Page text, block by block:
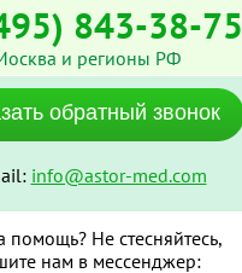
843-38-75
и регионы РФ
обратный звонок
info@astor-med.com
помощь? Не стесняйтесь,
нам в мессенджер: